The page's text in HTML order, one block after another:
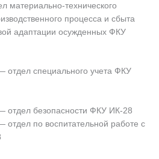
материально-технического
процесса и сбыта
адаптации осужденных ФКУ
отдел специального учета ФКУ
отдел безопасности ФКУ ИК-28
по воспитательной работе с